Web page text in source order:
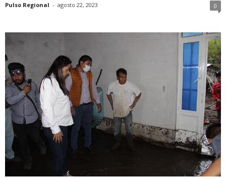
Pulso Regional - agosto 22, 2023 0